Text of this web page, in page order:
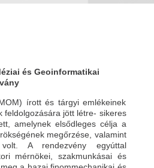
és Geoinformatikai
írott és tárgyi emlékeinek
feldolgozására jött létre- sikeres
amelynek elsődleges célja a
megőrzése, valamint
A rendezvény egyúttal
mérnökei, szakmunkásai és